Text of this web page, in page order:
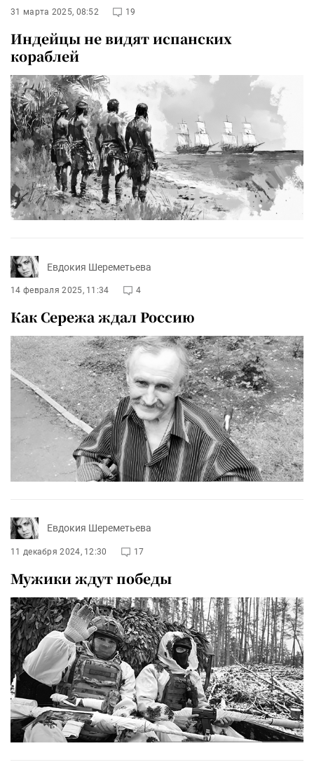
31 марта 2025, 08:52 19
Индейцы не видят испанских
кораблей
Евдокия Шереметьева
14 февраля 2025, 11:34 4
Как Сережа ждал Россию
Евдокия Шереметьева
11 декабря 2024, 12:30 17
Мужики ждут победы